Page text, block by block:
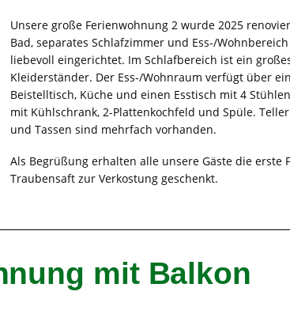
Unsere große Ferienwohnung 2 wurde 2025
Bad, separates Schlafzimmer und Ess-/
liebevoll eingerichtet. Im Schlafbereich ist ein
Kleiderständer. Der Ess-/Wohnraum verfügt über
Beistelltisch, Küche und einen Esstisch mit 4
mit Kühlschrank, 2-Plattenkochfeld und Spüle.
und Tassen sind mehrfach vorhanden.
Als Begrüßung erhalten alle unsere Gäste die erste
Traubensaft zur Verkostung geschenkt.
mit Balkon